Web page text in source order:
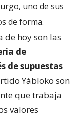
uno de sus
de forma.
hoy son las
de
de supuestas
Yábloko son
que trabaja
valores